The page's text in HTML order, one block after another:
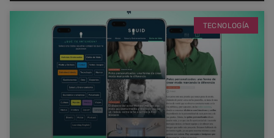
TECNOLOGÍA